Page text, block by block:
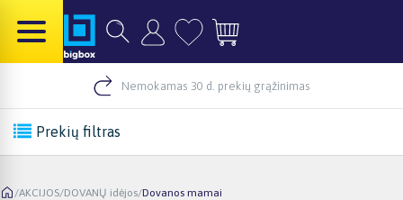
Nemokamas 30 d. prekių grąžinimas
Prekių filtras
/AKCIJOS/DOVANŲ idėjos/Dovanos mamai